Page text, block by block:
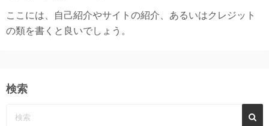
ここには、自己紹介やサイトの紹介、あるいはクレジット
の類を書くと良いでしょう。
検索